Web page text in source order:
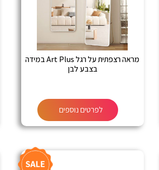
מראה רצפתית על רגל Art Plus במידה
בצבע לבן
לפרטים נוספים